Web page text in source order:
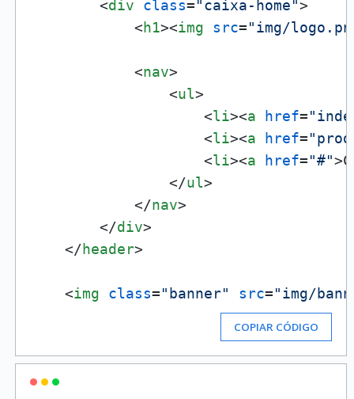
<div class="caixa-home">
<h1><img src="img/
<nav>
<ul>
<li><a href=
<li><a href=
<li><a href="#">
</ul>
</nav>
</div>
</header>
<img class="banner" src="img/
COPIAR CÓDIGO